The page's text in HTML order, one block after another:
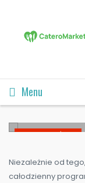
Menu
DIETA I STYL ŻYCIA
20
Niezależnie od
całodzienny